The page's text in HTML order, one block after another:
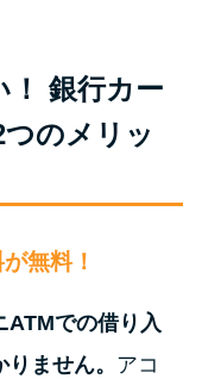
からお金を借り
い理由
銀行カー
のメリッ
無料！
ATMでの借り入
ません。 アコ